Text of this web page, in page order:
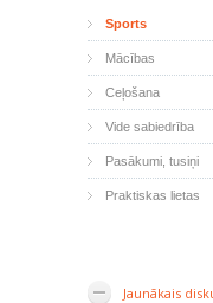
Sports
Mācības
Ceļošana
Vide sabiedrība
Pasākumi, tusiņi
Praktiskas lietas
Jaunākais